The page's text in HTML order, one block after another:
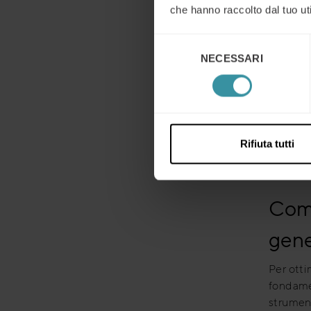
che hanno raccolto dal tuo
NECESSARI
Rifiuta tutti
di solito
Il
adatti
tempo,
Per